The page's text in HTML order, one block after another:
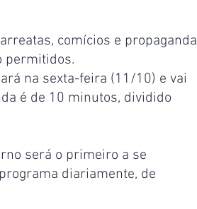
comícios e propaganda
permitidos.
na sexta-feira (11/10) e vai
é de 10 minutos, dividido
será o primeiro a se
diariamente, de